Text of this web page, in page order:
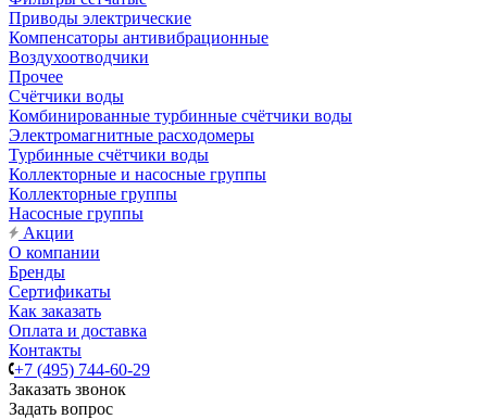
Приводы электрические
Компенсаторы антивибрационные
Воздухоотводчики
Прочее
Счётчики воды
Комбинированные турбинные счётчики воды
Электромагнитные расходомеры
Турбинные счётчики воды
Коллекторные и насосные группы
Коллекторные группы
Насосные группы
Акции
О компании
Бренды
Сертификаты
Как заказать
Оплата и доставка
Контакты
+7 (495) 744-60-29
Заказать звонок
Задать вопрос